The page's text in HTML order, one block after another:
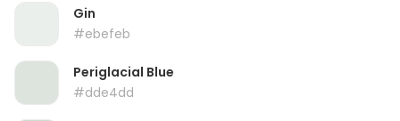
Gin
#ebefeb
Periglacial Blue
#dde4dd